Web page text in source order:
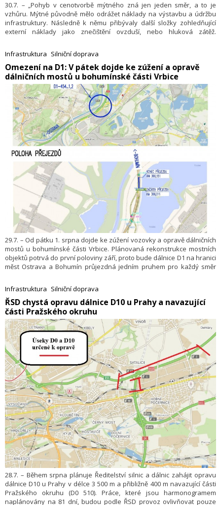
30.7. – „Pohyb v cenotvorbě mýtného zná jen jeden směr, a to je
vzhůru. Mýtné původně mělo odrážet náklady na výstavbu a údržbu
infrastruktury. Následně k němu přibývaly další složky zohledňující
externí náklady jako znečištění ovzduší, nebo hluková zátěž.
emise oxidu uhličitého a další ´inflační´ navýšení přišlo letos v lednu.
Původně mýto zahrnovalo pouze dálnice, ke kterým se přidaly silnice
prvních tříd a některé samosprávy stále usilují o zpoplatnění
vybraných komunikací II. a III. třídy. V neposlední řadě se rozšířily
i kategorie zpoplatněných vozidel. Především ale roste výše mýtného,“
upozornil na to mluvčí Sdružení ČESMAD Bohemia Martin Felix.
Infrastruktura Silniční doprava
​Omezení na D1: V pátek dojde ke zúžení a opravě
dálničních mostů u bohumínské části Vrbice
29.7. – Od pátku 1. srpna dojde ke zúžení vozovky a opravě dálničních
mostů u bohumínské části Vrbice. Plánovaná rekonstrukce mostních
objektů potrvá do první poloviny září, proto bude dálnice D1 na hranici
měst Ostrava a Bohumín průjezdná jedním pruhem pro každý směr
Infrastruktura Silniční doprava
​ŘSD chystá opravu dálnice D10 u Prahy a navazující
části Pražského okruhu
28.7. – Během srpna plánuje Ředitelství silnic a dálnic zahájit opravu
dálnice D10 u Prahy v délce 3 500 m a přibližně 400 m navazující části
Pražského okruhu (D0 510). Práce, které jsou harmonogramem
naplánovány na 81 dní, budou podle ŘSD provoz ovlivňovat pouze